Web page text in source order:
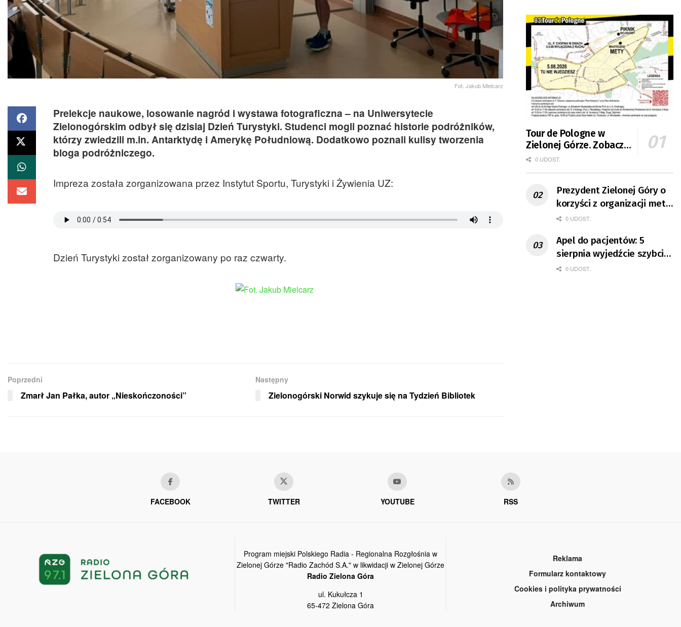
Fot. Jakub Mielcarz
Prelekcje naukowe, losowanie nagród i wystawa fotograficzna – na Uniwersytecie
Zielonogórskim odbył się dzisiaj Dzień Turystyki. Studenci mogli poznać historie podróżników,
którzy zwiedzili m.in. Antarktydę i Amerykę Południową. Dodatkowo poznali kulisy tworzenia
bloga podróżniczego.
Impreza została zorganizowana przez Instytut Sportu, Turystyki i Żywienia UZ:
Dzień Turystyki został zorganizowany po raz czwarty.
Poprzedni
Zmarł Jan Pałka, autor „Nieskończoności”
Następny
Zielonogórski Norwid szykuje się na Tydzień Bibliotek
Tour de Pologne w
Zielonej Górze. Zobacz
zmiany w organizacji
0 UDOST.
Prezydent Zielonej Góry o
korzyści z organizacji mety
Tour de Pologne
0 UDOST.
Apel do pacjentów: 5
sierpnia wyjedźcie szybciej
z domów
0 UDOST.
FACEBOOK TWITTER YOUTUBE RSS
Program miejski Polskiego Radia - Regionalna Rozgłośnia w
Zielonej Górze "Radio Zachód S.A." w likwidacji w Zielonej Górze
Radio Zielona Góra
ul. Kukułcza 1
65-472 Zielona Góra
Reklama
Formularz kontaktowy
Cookies i polityka prywatności
Archiwum